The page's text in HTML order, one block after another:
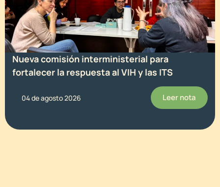
Nueva comisión interministerial para
fortalecer la respuesta al VIH y las ITS
04 de agosto 2026 Leer nota